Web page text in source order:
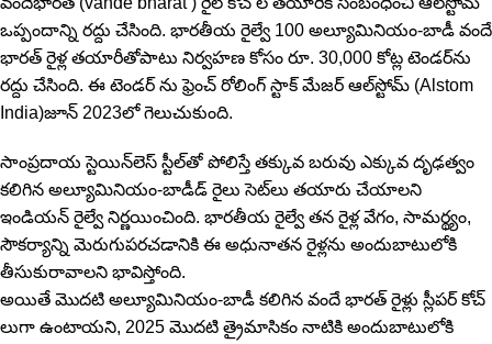
ఒప్పందాన్ని రద్దు చేసింది. భారతీయ రైల్వే 100 అల్యూమినియం-బాడీ వందే
భారత్ రైళ్ల తయారీతోపాటు నిర్వహణ కోసం రూ. 30,000 కోట్ల టెండర్‌ను
రద్దు చేసింది. ఈ టెండ‌ర్ ను ఫ్రెంచ్ రోలింగ్ స్టాక్ మేజర్ ఆల్‌స్టోమ్ (Alstom
India)జూన్ 2023లో గెలుచుకుంది.
సాంప్రదాయ స్టెయిన్‌లెస్ స్టీల్‌తో పోలిస్తే తక్కువ బరువు ఎక్కువ దృఢ‌త్వం
క‌లిగిన‌ అల్యూమినియం-బాడీడ్ రైలు సెట్‌లు త‌యారు చేయాల‌ని
ఇండియ‌న్ రైల్వే నిర్ణ‌యించింది. భారతీయ రైల్వే తన రైళ్ల‌ వేగం, సామర్థ్యం,
సౌకర్యాన్ని మెరుగుపరచడానికి ఈ అధునాతన రైళ్లను అందుబాటులోకి
తీసుకురావాల‌ని భావిస్తోంది.
అయితే మొదటి అల్యూమినియం-బాడీ కలిగిన వందే భారత్ రైళ్లు స్లీపర్ కోచ్
లుగా ఉంటాయని, 2025 మొదటి త్రైమాసికం నాటికి అందుబాటులోకి